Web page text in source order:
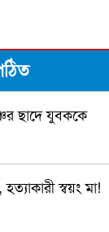
ছাদে যুবককে
স্বয়ং মা!